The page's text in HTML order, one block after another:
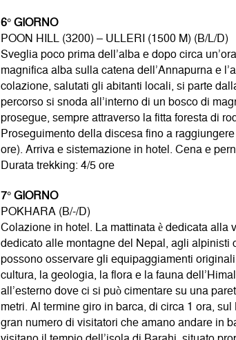
6° GIORNO
POON HILL (3200) – ULLERI (1500 M) (B/L/D)
Sveglia poco prima dell’alba e dopo circa
magnifica alba sulla catena dell’Annapurna e
colazione, salutati gli abitanti locali, si parte
percorso si snoda all’interno di un bosco di
prosegue, sempre attraverso la fitta foresta di
Proseguimento della discesa fino a
ore). Arriva e sistemazione in hotel. Cena e
Durata trekking: 4/5 ore
7° GIORNO
POKHARA (B/-/D)
Colazione in hotel. La mattinata è dedicata
dedicato alle montagne del Nepal, agli alpinisti
possono osservare gli equipaggiamenti
cultura, la geologia, la flora e la fauna
all’esterno dove ci si può cimentare su una
metri. Al termine giro in barca, di circa 1 ora,
gran numero di visitatori che amano andare in